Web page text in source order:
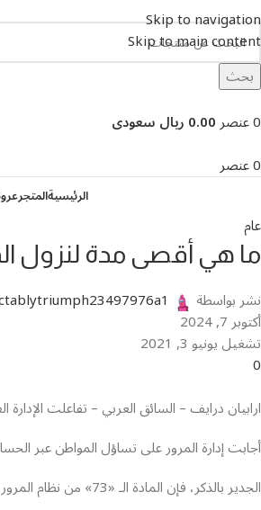
Skip to navigation
Skip to main content
بحث
0عنصر0.00 ريال سعودى
0عنصر
الرئيسيةالمتجر
عام
ما هي أقصى مدة لنزول
نشر بواسطة
أكتوبر 7, 2024
تشغيل يونيو 3, 2021
0
ارابيان درايف – السائق العربي – تفاعلت
أجابت إدارة المرور على تساؤل المواطن عبر
الجدير بالذكر، فإن المادة الـ «73» من نظام المرور تنص على أن يتم تحرير “مخالفات السير بموجب نموذج ضبط موحد ومعتمد، يحدد المخالفة، والمدة المقررة لدفع قيمتها”.